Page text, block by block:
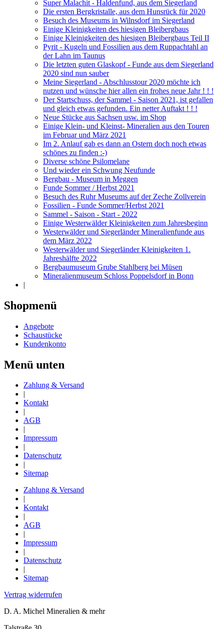
Super Malachit - Haldenfund, aus dem Siegerland
Die ersten Bergkristalle, aus dem Hunsrück für 2020
Besuch des Museums in Wilnsdorf im Siegerland
Einige Kleinigkeiten des hiesigen Bleibergbaus
Einige Kleinigkeiten des hiesigen Bleibergbaus Teil II
Pyrit - Kugeln und Fossilien aus dem Ruppachtahl an
der Lahn im Taunus
Die letzten guten Glaskopf - Funde aus dem Siegerland
2020 sind nun sauber
Meine Siegerland - Abschlusstour 2020 möchte ich
nutzen und wünsche hier allen ein frohes neue Jahr ! ! !
Der Startschuss, der Sammel - Saison 2021, ist gefallen
und gleich etwas gefunden. Ein netter Auftakt ! ! !
Neue Stücke aus Sachsen usw. im Shop
Einige Klein- und Kleinst- Mineralien aus den Touren
im Februar und März 2021
Im 2. Anlauf gab es dann an Ostern doch noch etwas
schönes zu finden :-)
Diverse schöne Psilomelane
Und wieder ein Schwung Neufunde
Bergbau - Museum in Meggen
Funde Sommer / Herbst 2021
Besuch des Ruhr Museums auf der Zeche Zollverein
Fossilien - Funde Sommer/Herbst 2021
Sammel - Saison - Start - 2022
Einige Westerwälder Kleinigkeiten zum Jahresbeginn
Westerwälder und Siegerländer Mineralienfunde aus
dem März 2022
Westerwälder und Siegerländer Kleinigkeiten 1.
Jahreshälfte 2022
Bergbaumuseum Grube Stahlberg bei Müsen
Mineralienmuseum Schloss Poppelsdorf in Bonn
|
Shopmenü
Angebote
Schaustücke
Kundenkonto
Menü unten
Zahlung & Versand
|
Kontakt
|
AGB
|
Impressum
|
Datenschutz
|
Sitemap
Zahlung & Versand
|
Kontakt
|
AGB
|
Impressum
|
Datenschutz
|
Sitemap
Vertrag widerrufen
D. A. Michel Mineralien & mehr